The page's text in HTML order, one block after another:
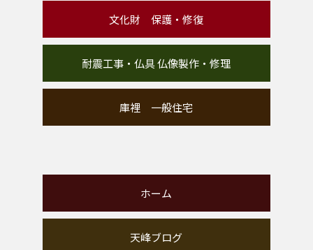
文化財 保護・修復
耐震工事・仏具 仏像製作・修理
庫裡 一般住宅
ホーム
天峰ブログ